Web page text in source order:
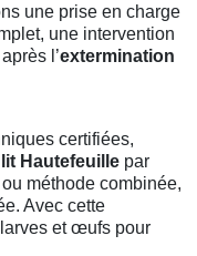
une prise en charge
une intervention
l’extermination
certifiées,
Hautefeuille par
méthode combinée,
Avec cette
et œufs pour